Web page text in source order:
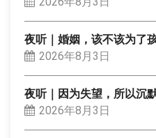
夜听｜婚姻，该不该为了
2026年8月3日
夜听｜因为失望，所以沉
2026年8月3日